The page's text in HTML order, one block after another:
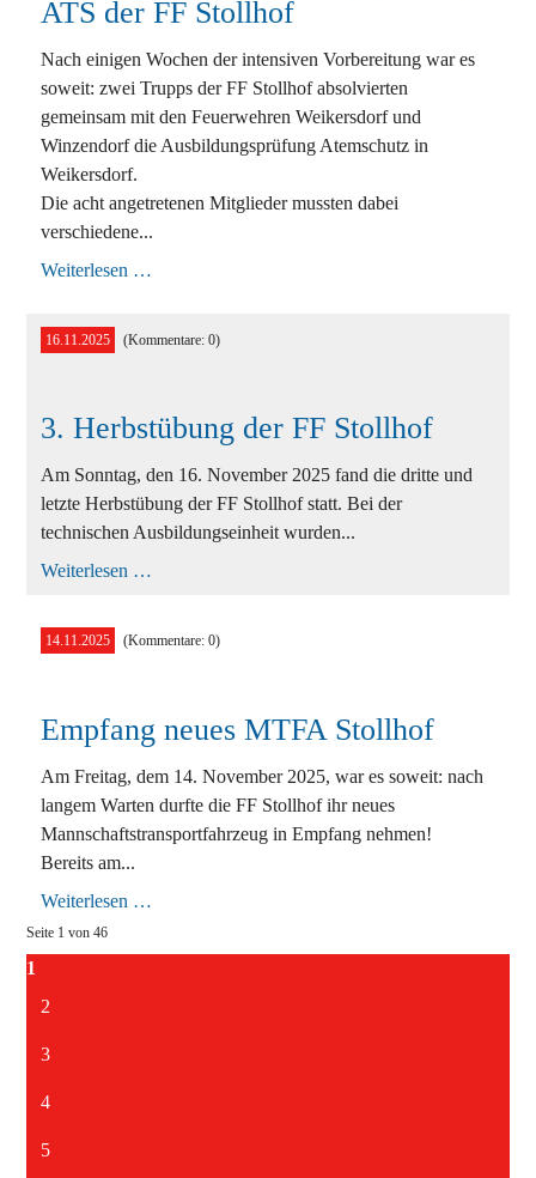
ATS der FF Stollhof
Nach einigen Wochen der intensiven Vorbereitung war es
soweit: zwei Trupps der FF Stollhof absolvierten
gemeinsam mit den Feuerwehren Weikersdorf und
Winzendorf die Ausbildungsprüfung Atemschutz in
Weikersdorf.
Die acht angetretenen Mitglieder mussten dabei
verschiedene...
Weiterlesen …
FF
16.11.2025 (Kommentare: 0)
3. Herbstübung der FF Stollhof
Am Sonntag, den 16. November 2025 fand die dritte und
letzte Herbstübung der FF Stollhof statt. Bei der
technischen Ausbildungseinheit wurden...
Weiterlesen …
Stollhof
14.11.2025 (Kommentare: 0)
Empfang neues MTFA Stollhof
Am Freitag, dem 14. November 2025, war es soweit: nach
langem Warten durfte die FF Stollhof ihr neues
Mannschaftstransportfahrzeug in Empfang nehmen!
Bereits am...
Weiterlesen …
Stollhof
Seite 1 von 46
1
2
3
4
5